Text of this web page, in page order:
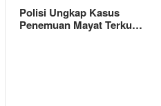
Polisi Ungkap Kasus
Penemuan Mayat Terku…